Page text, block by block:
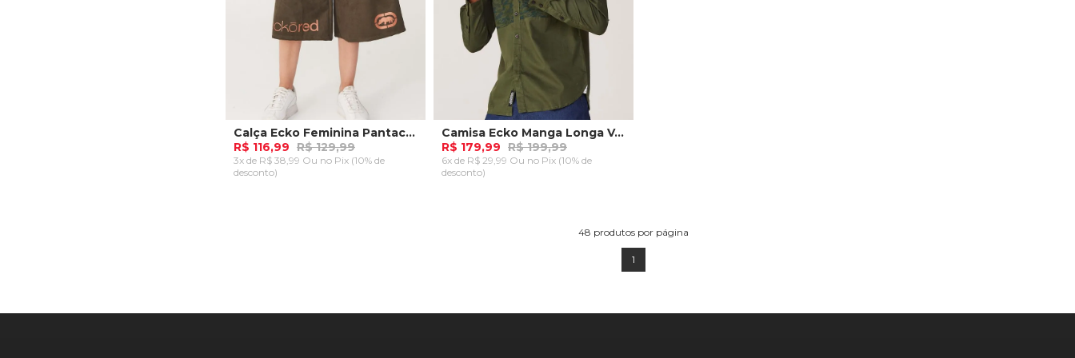
Calça Ecko Feminina Pantacourt Verde Militar
R$ 116,99 R$ 129,99
3x de R$ 38,99 Ou no Pix (10% de
desconto)
Camisa Ecko Manga Longa Verde
R$ 179,99 R$ 199,99
6x de R$ 29,99 Ou no Pix (10% de
desconto)
48 produtos por página
1